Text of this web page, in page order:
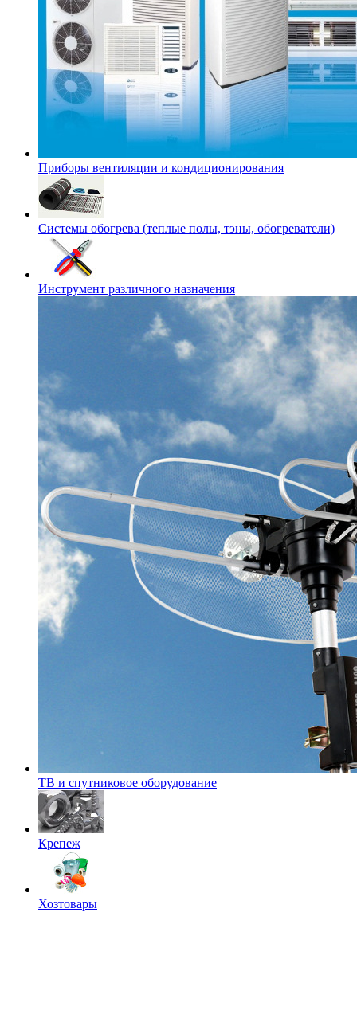
Приборы вентиляции и кондиционирования
Системы обогрева (теплые полы, тэны, обогреватели)
Инструмент различного назначения
ТВ и спутниковое оборудование
Крепеж
Хозтовары